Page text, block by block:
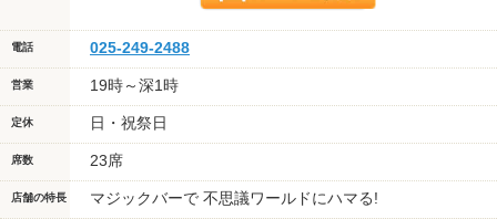
電話 025-249-2488
営業 19時～深1時
定休 日・祝祭日
席数 23席
店舗の特長 マジックバーで 不思議ワールドにハマる!